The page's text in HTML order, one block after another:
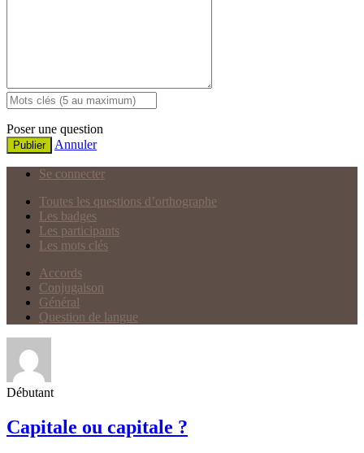
Poser une question
Publier Annuler
Se connecter
Toutes les questions d’orthographe
Les badges
Les participants
Les mots clés
Accords
Conjugaison
Général
Question de langue
Débutant
Capitale ou capitale ?